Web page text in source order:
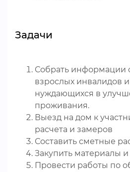
Задачи
Собрать информации
взрослых инвалидов
нуждающихся в
проживания.
Выезд на дом к
расчета и замеров
Составить сметные
Закупить материалы
Провести работы по